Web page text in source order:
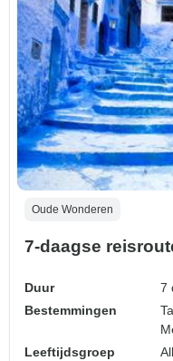
Oude Wonderen
7-daagse
Duur
7
Bestemmingen
Leeftijdsgroep